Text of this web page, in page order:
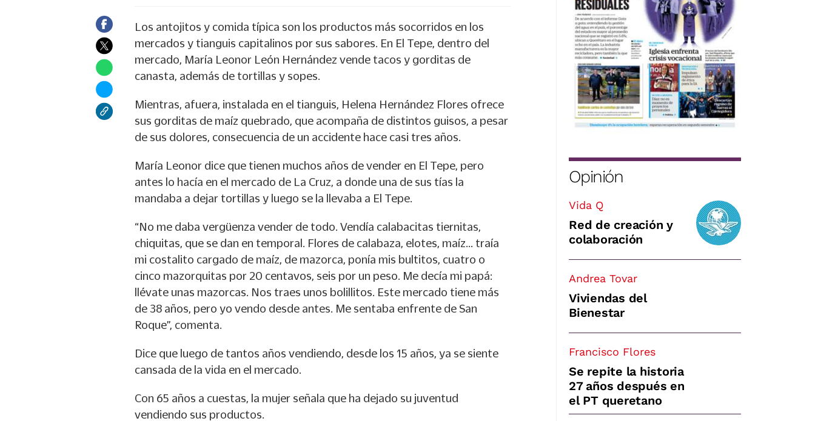
Los antojitos y comida típica son los productos más socorridos en los
mercados y tianguis capitalinos por sus sabores. En El Tepe, dentro del
mercado, María Leonor León Hernández vende tacos y gorditas de
canasta, además de tortillas y sopes.
Mientras, afuera, instalada en el tianguis, Helena Hernández Flores ofrece
sus gorditas de maíz quebrado, que acompaña de distintos guisos, a pesar
de sus dolores, consecuencia de un accidente hace casi tres años.
María Leonor dice que tienen muchos años de vender en El Tepe, pero
antes lo hacía en el mercado de La Cruz, a donde una de sus tías la
mandaba a dejar tortillas y luego se la llevaba a El Tepe.
“No me daba vergüenza vender de todo. Vendía calabacitas tiernitas,
chiquitas, que se dan en temporal. Flores de calabaza, elotes, maíz... traía
mi costalito cargado de maíz, de mazorca, ponía mis bultitos, cuatro o
cinco mazorquitas por 20 centavos, seis por un peso. Me decía mi papá:
llévate unas mazorcas. Nos traes unos bolillitos. Este mercado tiene más
de 38 años, pero yo vendo desde antes. Me sentaba enfrente de San
Roque”, comenta.
Dice que luego de tantos años vendiendo, desde los 15 años, ya se siente
cansada de la vida en el mercado.
Con 65 años a cuestas, la mujer señala que ha dejado su juventud
vendiendo sus productos.
Opinión
Vida Q
Red de creación y
colaboración
Andrea Tovar
Viviendas del
Bienestar
Francisco Flores
Se repite la historia
27 años después en
el PT queretano